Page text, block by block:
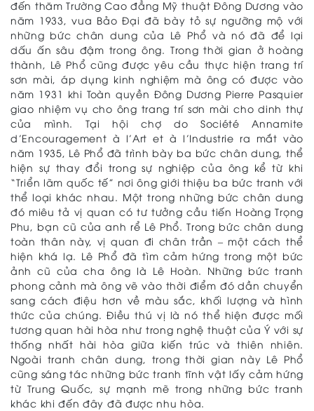
đến thăm Trường Cao đẳng Mỹ thuật Đông Dương vào
năm 1933, vua Bảo Đại đã bày tỏ sự ngưỡng mộ với
những bức chân dung của Lê Phổ và nó đã để lại
dấu ấn sâu đậm trong ông. Trong thời gian ở hoàng
thành, Lê Phổ cũng được yêu cầu thực hiện trang trí
sơn mài, áp dụng kinh nghiệm mà ông có được vào
năm 1931 khi Toàn quyền Đông Dương Pierre Pasquier
giao nhiệm vụ cho ông trang trí sơn mài cho dinh thự
của mình. Tại hội chợ do Société Annamite
d’Encouragement à l’Art et à l’Industrie ra mắt vào
năm 1935, Lê Phổ đã trình bày ba bức chân dung, thể
hiện sự thay đổi trong sự nghiệp của ông kể từ khi
“Triển lãm quốc tế” nơi ông giới thiệu ba bức tranh với
thể loại khác nhau. Một trong những bức chân dung
đó miêu tả vị quan có tư tưởng cầu tiến Hoàng Trọng
Phu, bạn cũ của anh rể Lê Phổ. Trong bức chân dung
toàn thân này, vị quan đi chân trần – một cách thể
hiện khá lạ. Lê Phổ đã tìm cảm hứng trong một bức
ảnh cũ của cha ông là Lê Hoàn. Những bức tranh
phong cảnh mà ông vẽ vào thời điểm đó dần chuyển
sang cách điệu hơn về màu sắc, khối lượng và hình
thức của chúng. Điều thú vị là nó thể hiện được mối
tương quan hài hòa như trong nghệ thuật của Ý với sự
thống nhất hài hòa giữa kiến ​​trúc và thiên nhiên.
Ngoài tranh chân dung, trong thời gian này Lê Phổ
cũng sáng tác những bức tranh tĩnh vật lấy cảm hứng
từ Trung Quốc, sự mạnh mẽ trong những bức tranh
khác khi đến đây đã được nhu hòa.